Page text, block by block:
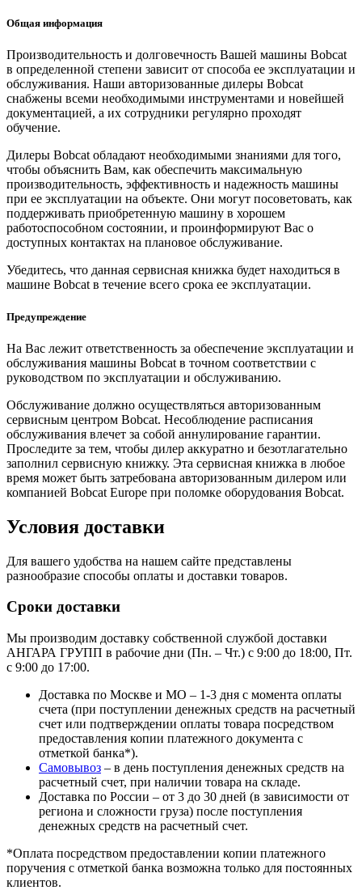
Общая информация
Производительность и долговечность Вашей машины Bobcat
в определенной степени зависит от способа ее эксплуатации и
обслуживания. Наши авторизованные дилеры Bobcat
снабжены всеми необходимыми инструментами и новейшей
документацией, а их сотрудники регулярно проходят
обучение.
Дилеры Bobcat обладают необходимыми знаниями для того,
чтобы объяснить Вам, как обеспечить максимальную
производительность, эффективность и надежность машины
при ее эксплуатации на объекте. Они могут посоветовать, как
поддерживать приобретенную машину в хорошем
работоспособном состоянии, и проинформируют Вас о
доступных контактах на плановое обслуживание.
Убедитесь, что данная сервисная книжка будет находиться в
машине Bobcat в течение всего срока ее эксплуатации.
Предупреждение
На Вас лежит ответственность за обеспечение эксплуатации и
обслуживания машины Bobcat в точном соответствии с
руководством по эксплуатации и обслуживанию.
Обслуживание должно осуществляться авторизованным
сервисным центром Bobcat. Несоблюдение расписания
обслуживания влечет за собой аннулирование гарантии.
Проследите за тем, чтобы дилер аккуратно и безотлагательно
заполнил сервисную книжку. Эта сервисная книжка в любое
время может быть затребована авторизованным дилером или
компанией Bobcat Europe при поломке оборудования Bobcat.
Условия доставки
Для вашего удобства на нашем сайте представлены
разнообразие способы оплаты и доставки товаров.
Сроки доставки
Мы производим доставку собственной службой доставки
АНГАРА ГРУПП в рабочие дни (Пн. – Чт.) с 9:00 до 18:00, Пт.
с 9:00 до 17:00.
Доставка по Москве и МО – 1-3 дня с момента оплаты
счета (при поступлении денежных средств на расчетный
счет или подтверждении оплаты товара посредством
предоставления копии платежного документа с
отметкой банка*).
Самовывоз – в день поступления денежных средств на
расчетный счет, при наличии товара на складе.
Доставка по России – от 3 до 30 дней (в зависимости от
региона и сложности груза) после поступления
денежных средств на расчетный счет.
*Оплата посредством предоставлении копии платежного
поручения с отметкой банка возможна только для постоянных
клиентов.